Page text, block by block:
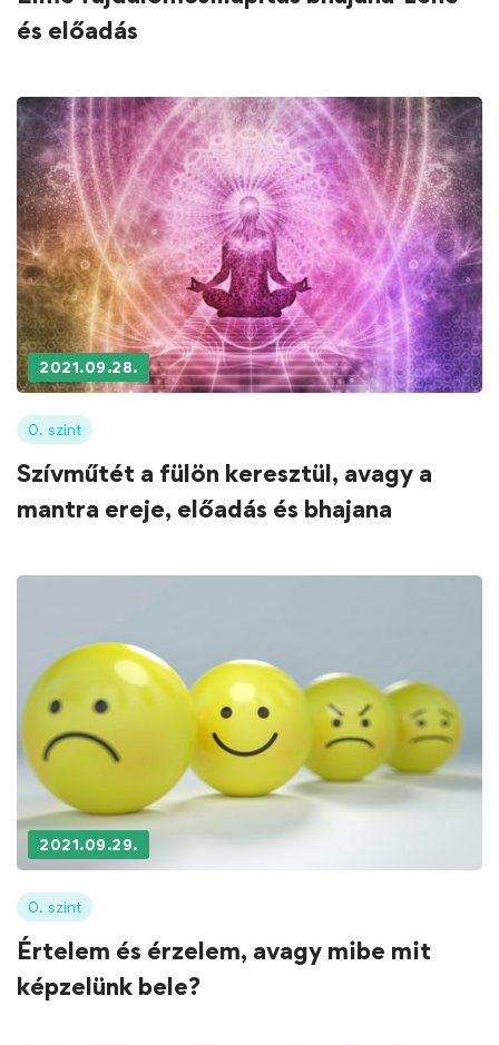
és előadás
2021.09.28.
0. szint
Szívműtét a fülön keresztül, avagy a
mantra ereje, előadás és bhajana
2021.09.29.
0. szint
Értelem és érzelem, avagy mibe mit
képzelünk bele?